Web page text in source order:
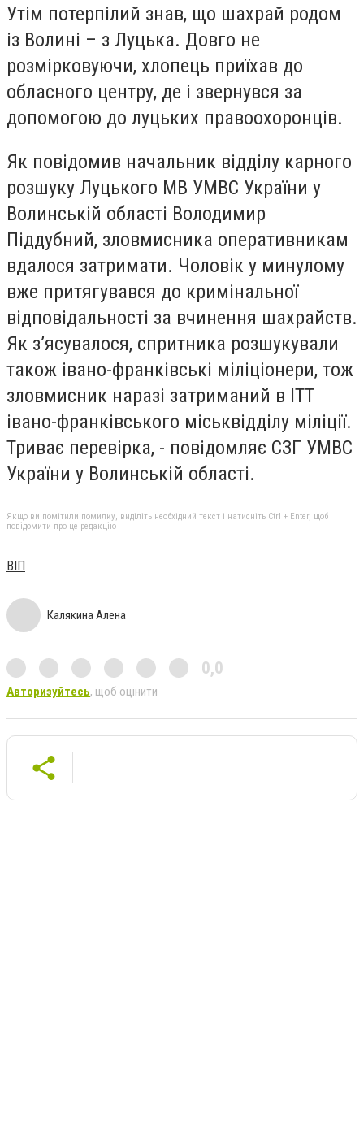
Утім потерпілий знав, що шахрай родом
із Волині – з Луцька. Довго не
розмірковуючи, хлопець приїхав до
обласного центру, де і звернувся за
допомогою до луцьких правоохоронців.
Як повідомив начальник відділу карного
розшуку Луцького МВ УМВС України у
Волинській області Володимир
Піддубний, зловмисника оперативникам
вдалося затримати. Чоловік у минулому
вже притягувався до кримінальної
відповідальності за вчинення шахрайств.
Як з’ясувалося, спритника розшукували
також івано-франківські міліціонери, тож
зловмисник наразі затриманий в ІТТ
івано-франківського міськвідділу міліції.
Триває перевірка, - повідомляє СЗГ УМВС
України у Волинській області.
Якщо ви помітили помилку, виділіть необхідний текст і натисніть Ctrl + Enter, щоб
повідомити про це редакцію
ВІП
Калякина Алена
0,0
Авторизуйтесь, щоб оцінити